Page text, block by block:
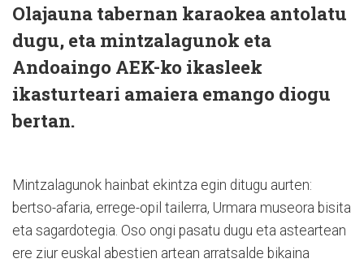
Olajauna tabernan karaokea antolatu
dugu, eta mintzalagunok eta
Andoaingo AEK-ko ikasleek
ikasturteari amaiera emango diogu
bertan.
Mintzalagunok hainbat ekintza egin ditugu aurten:
bertso-afaria, errege-opil tailerra, Urmara museora bisita
eta sagardotegia. Oso ongi pasatu dugu eta asteartean
ere ziur euskal abestien artean arratsalde bikaina